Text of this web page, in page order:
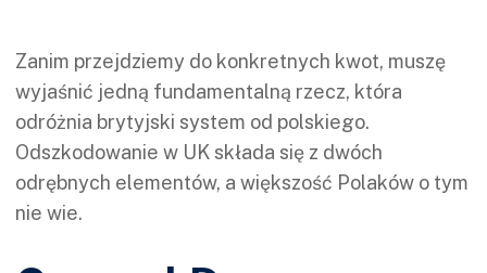
Zanim przejdziemy do konkretnych kwot, muszę
wyjaśnić jedną fundamentalną rzecz, która
odróżnia brytyjski system od polskiego.
Odszkodowanie w UK składa się z dwóch
odrębnych elementów, a większość Polaków o tym
nie wie.